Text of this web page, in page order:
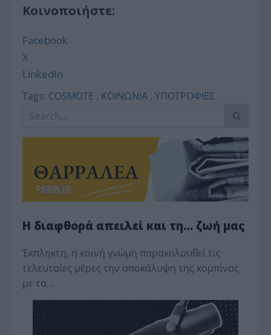
Κοινοποιήστε:
Facebook
X
LinkedIn
Tags: COSMOTE , ΚΟΙΝΩΝΙΑ ,ΥΠΟΤΡΟΦΙΕΣ
Η διαφθορά απειλεί και τη… ζωή μας
Έκπληκτη, η κοινή γνώμη παρακολουθεί τις
τελευταίες μέρες την αποκάλυψη της κο­μπίνας
με τα…